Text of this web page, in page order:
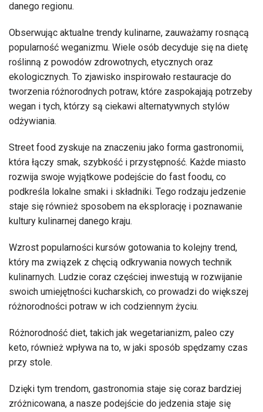
danego regionu.
Obserwując aktualne trendy kulinarne, zauważamy rosnącą
popularność weganizmu. Wiele osób decyduje się na dietę
roślinną z powodów zdrowotnych, etycznych oraz
ekologicznych. To zjawisko inspirowało restauracje do
tworzenia różnorodnych potraw, które zaspokajają potrzeby
wegan i tych, którzy są ciekawi alternatywnych stylów
odżywiania.
Street food zyskuje na znaczeniu jako forma gastronomii,
która łączy smak, szybkość i przystępność. Każde miasto
rozwija swoje wyjątkowe podejście do fast foodu, co
podkreśla lokalne smaki i składniki. Tego rodzaju jedzenie
staje się również sposobem na eksplorację i poznawanie
kultury kulinarnej danego kraju.
Wzrost popularności kursów gotowania to kolejny trend,
który ma związek z chęcią odkrywania nowych technik
kulinarnych. Ludzie coraz częściej inwestują w rozwijanie
swoich umiejętności kucharskich, co prowadzi do większej
różnorodności potraw w ich codziennym życiu.
Różnorodność diet, takich jak wegetarianizm, paleo czy
keto, również wpływa na to, w jaki sposób spędzamy czas
przy stole.
Dzięki tym trendom, gastronomia staje się coraz bardziej
zróżnicowana, a nasze podejście do jedzenia staje się